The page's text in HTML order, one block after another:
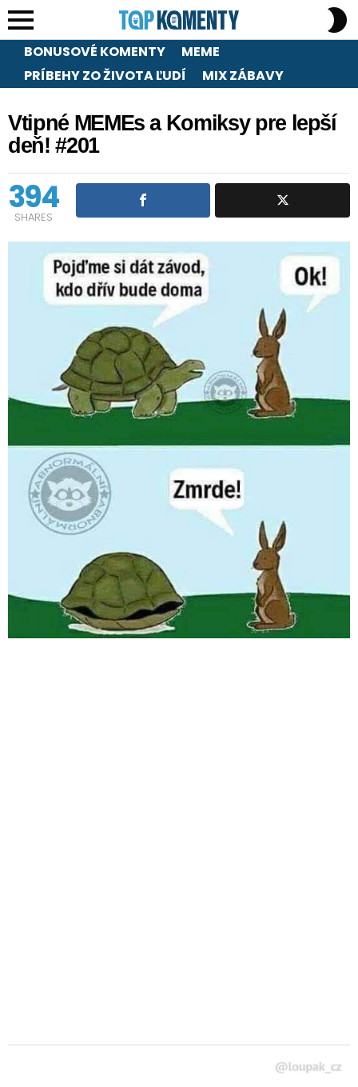
Menu
BONUSOVÉ KOMENTY
MEME
PRÍBEHY ZO ŽIVOTA ĽUDÍ
MIX ZÁBAVY
Vtipné MEMEs a Komiksy pre lepší
deň! #201
394
SHARES